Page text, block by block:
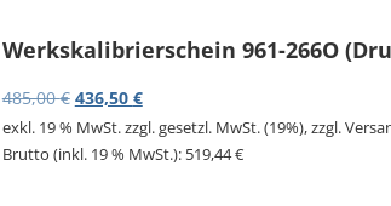
Werkskalibrierschein 961-266O
485,00€ Ursprünglicher Preis war: 485,00 €
436,50 €Aktueller Preis ist: 436,50 €.
exkl. 19 % MwSt.zzgl. gesetzl. MwSt. (19%), zzgl.
Brutto (inkl. 19 % MwSt.): 519,44€